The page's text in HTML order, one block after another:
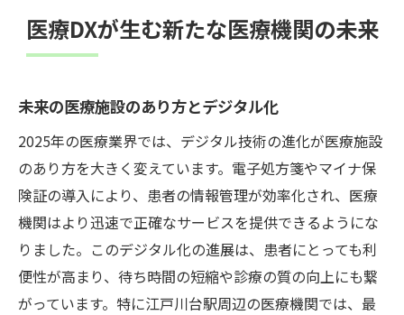
医療DXが生む新たな医療機関の未来
未来の医療施設のあり方とデジタル化
2025年の医療業界では、デジタル技術の進化が医療施設
のあり方を大きく変えています。電子処方箋やマイナ保
険証の導入により、患者の情報管理が効率化され、医療
機関はより迅速で正確なサービスを提供できるようにな
りました。このデジタル化の進展は、患者にとっても利
便性が高まり、待ち時間の短縮や診療の質の向上にも繋
がっています。特に江戸川台駅周辺の医療機関では、最